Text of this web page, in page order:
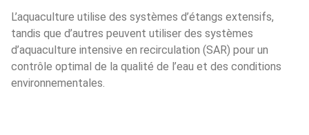
L’aquaculture utilise des systèmes d’étangs extensifs,
tandis que d’autres peuvent utiliser des systèmes
d’aquaculture intensive en recirculation (SAR) pour un
contrôle optimal de la qualité de l’eau et des conditions
environnementales.